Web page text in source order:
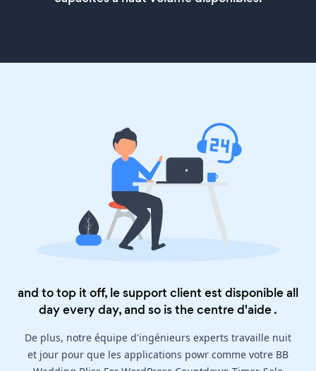
and to top it off, le support client est disponible all
day every day, and so is thecentre d'aide.
De plus, notre équipe d'ingénieurs experts travaille nuit
et jour pour que les applications powr comme votre BB